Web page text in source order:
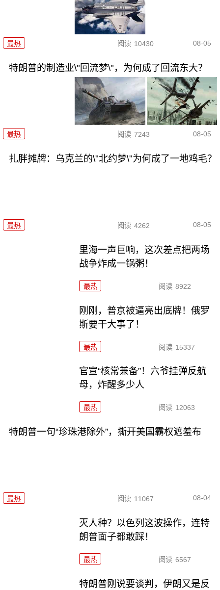
最热 阅读 10430 08-05
特朗普的制造业\"回流梦\"，为何成了回流东大？
最热 阅读 7243 08-05
扎胖摊牌：乌克兰的\"北约梦\"为何成了一地鸡毛？
最热 阅读 4262 08-05
里海一声巨响，这次差点把两场
战争炸成一锅粥！
最热 阅读 8922
刚刚，普京被逼亮出底牌！俄罗
斯要干大事了！
最热 阅读 15337
官宣“核常兼备”！六爷挂弹反航
母，炸醒多少人
最热 阅读 12063
特朗普一句“珍珠港除外”，撕开美国霸权遮羞布
最热 阅读 11067 08-04
灭人种？以色列这波操作，连特
朗普面子都敢踩！
最热 阅读 6567
特朗普刚说要谈判，伊朗又是反